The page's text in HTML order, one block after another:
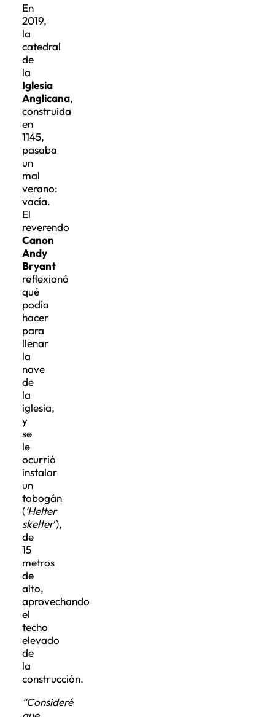
En
2019,
la
catedral
de
la
Iglesia
Anglicana,
construida
en
1145,
pasaba
un
mal
verano:
vacía.
El
reverendo
Canon
Andy
Bryant
reflexionó
qué
podía
hacer
para
llenar
la
nave
de
la
iglesia,
y
se
le
ocurrió
instalar
un
tobogán
(‘Helter
skelter‘),
de
15
metros
de
alto,
aprovechando
el
techo
elevado
de
la
construcción.
“Consideré